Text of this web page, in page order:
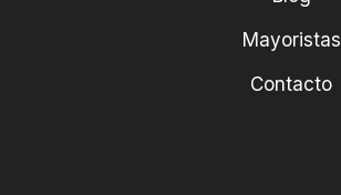
Mayoristas
Contacto